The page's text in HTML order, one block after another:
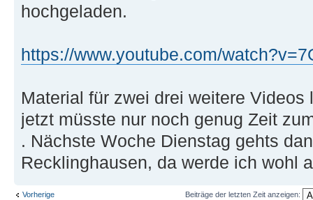
hochgeladen.
https://www.youtube.com/
Material für zwei drei weitere
jetzt müsste nur noch genug Zeit
. Nächste Woche Dienstag gehts
Recklinghausen, da werde ich wohl
Vorherige Beiträge der letzten Zeit anzeigen: